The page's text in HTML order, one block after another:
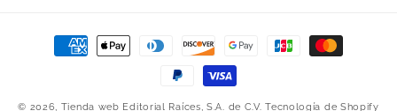
Formas
© 2026, Tienda web Editorial Raíces, S.A. de C.V. Tecnología de Shopify